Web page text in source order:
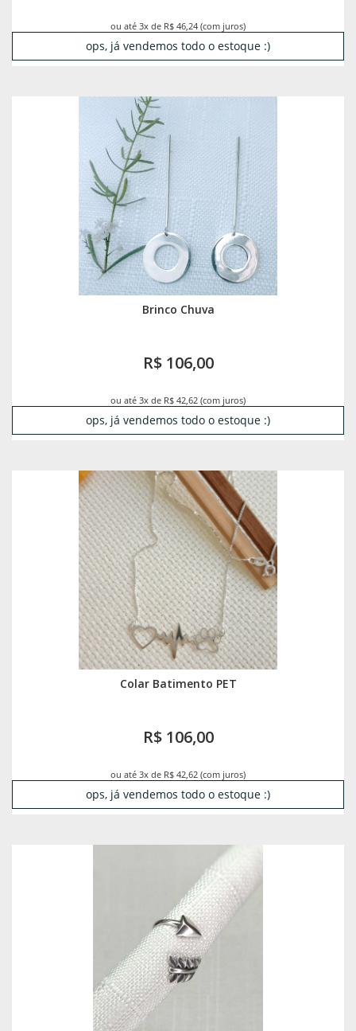
ou até 3x de R$ 46,24 (com juros)
ops, já vendemos todo o estoque :)
Brinco Chuva
R$ 106,00
ou até 3x de R$ 42,62 (com juros)
ops, já vendemos todo o estoque :)
Colar Batimento PET
R$ 106,00
ou até 3x de R$ 42,62 (com juros)
ops, já vendemos todo o estoque :)